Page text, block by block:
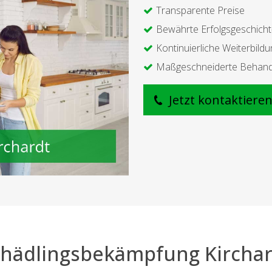
Transparente Preise
Bewährte
Kontinuierliche
Maßgeschneiderte
Jetzt kontaktieren